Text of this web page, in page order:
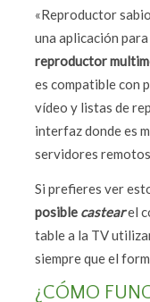
«Reproductor
una aplicación
reproductor
es compatible con
vídeo y listas de
interfaz donde es
servidores
Si prefieres ver
posible castearel
table a la TV
siempre que el
¿CÓMO